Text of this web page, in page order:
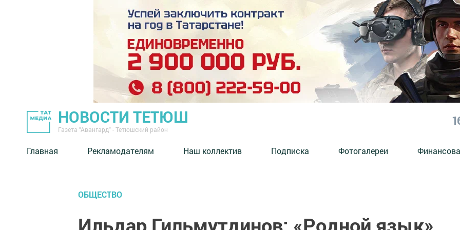
НОВОСТИ ТЕТЮШ
Газета "Авангард" - Тетюшский район
Главная Рекламодателям Наш коллектив Подписка Фотогалереи
ОБЩЕСТВО
Ильдар Гильмутдинов: «Родной язык»